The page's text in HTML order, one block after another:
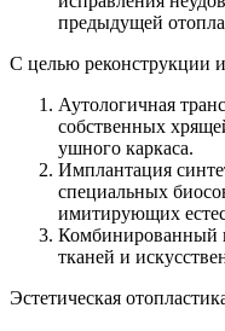
предыдущей
С целью реконструкции
Аутологичная
собственных
ушного каркаса.
Имплантация
специальных
имитирующих
Комбинированный
тканей и
Эстетическая